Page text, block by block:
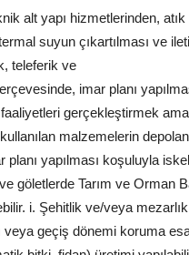
alt yapı hizmetlerinden, atık
suyun çıkartılması ve
teleferik ve
imar planı
gerçekleştirmek
malzemelerin
yapılması koşuluyla
göletlerde Tarım ve Orman
i. Şehitlik ve/veya
geçiş dönemi koruma